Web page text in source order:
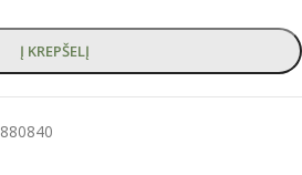
Į KREPŠELĮ